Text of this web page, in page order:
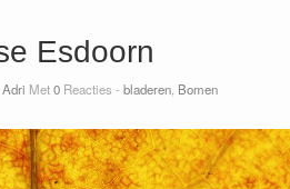
Esdoorn
Adri Met0Reacties - bladeren, Bomen